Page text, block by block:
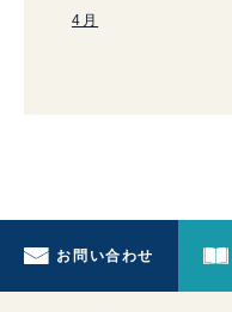
4月
お問い合わせ